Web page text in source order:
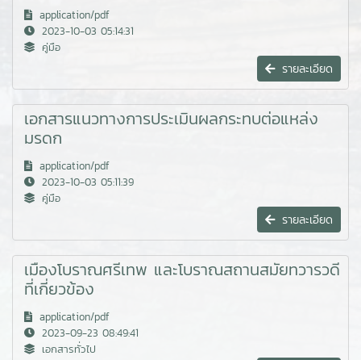
application/pdf
2023-10-03 05:14:31
คู่มือ
รายละเอียด
เอกสารแนวทางการประเมินผลกระทบต่อแหล่ง
มรดก
application/pdf
2023-10-03 05:11:39
คู่มือ
รายละเอียด
เมืองโบราณศรีเทพ และโบราณสถานสมัยทวารวดี
ที่เกี่ยวข้อง
application/pdf
2023-09-23 08:49:41
เอกสารทั่วไป